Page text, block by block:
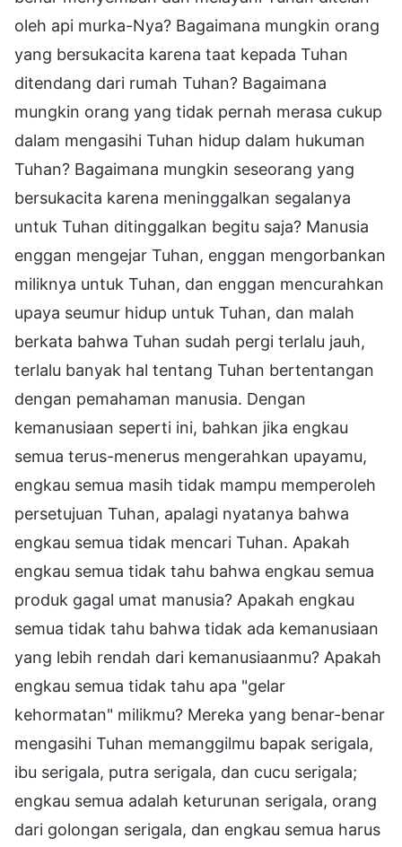
oleh api murka-Nya? Bagaimana mungkin orang
yang bersukacita karena taat kepada Tuhan
ditendang dari rumah Tuhan? Bagaimana
mungkin orang yang tidak pernah merasa cukup
dalam mengasihi Tuhan hidup dalam hukuman
Tuhan? Bagaimana mungkin seseorang yang
bersukacita karena meninggalkan segalanya
untuk Tuhan ditinggalkan begitu saja? Manusia
enggan mengejar Tuhan, enggan mengorbankan
miliknya untuk Tuhan, dan enggan mencurahkan
upaya seumur hidup untuk Tuhan, dan malah
berkata bahwa Tuhan sudah pergi terlalu jauh,
terlalu banyak hal tentang Tuhan bertentangan
dengan pemahaman manusia. Dengan
kemanusiaan seperti ini, bahkan jika engkau
semua terus-menerus mengerahkan upayamu,
engkau semua masih tidak mampu memperoleh
persetujuan Tuhan, apalagi nyatanya bahwa
engkau semua tidak mencari Tuhan. Apakah
engkau semua tidak tahu bahwa engkau semua
produk gagal umat manusia? Apakah engkau
semua tidak tahu bahwa tidak ada kemanusiaan
yang lebih rendah dari kemanusiaanmu? Apakah
engkau semua tidak tahu apa "gelar
kehormatan" milikmu? Mereka yang benar-benar
mengasihi Tuhan memanggilmu bapak serigala,
ibu serigala, putra serigala, dan cucu serigala;
engkau semua adalah keturunan serigala, orang
dari golongan serigala, dan engkau semua harus